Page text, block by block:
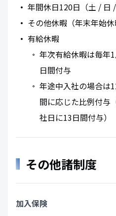
年間休日120日（土 / 日 /
その他休暇（年末年始休
有給休暇
年次有給休暇は毎年
日間付与
年途中入社の場合は
間に応じた比例付与
社日に13日間付与）
その他諸制度
加入保険